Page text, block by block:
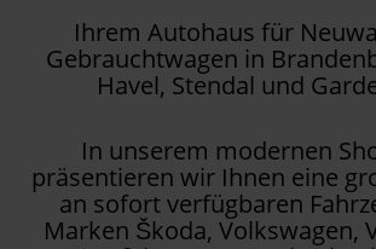
Ihrem Autohaus für
Gebrauchtwagen in
Havel, Stendal und
In unserem modernen
präsentieren wir Ihnen eine
an sofort verfügbaren
Marken Škoda, Volkswagen,